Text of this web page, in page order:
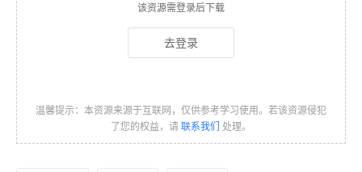
该资源需登录后下载
去登录
温馨提示：本资源来源于互联网，仅供参考学习使用。若该资源侵犯
了您的权益，请 联系我们 处理。